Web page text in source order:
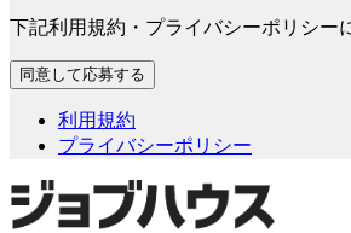
下記利用規約・プライバシーポリシー
利用規約
プライバシーポリシー